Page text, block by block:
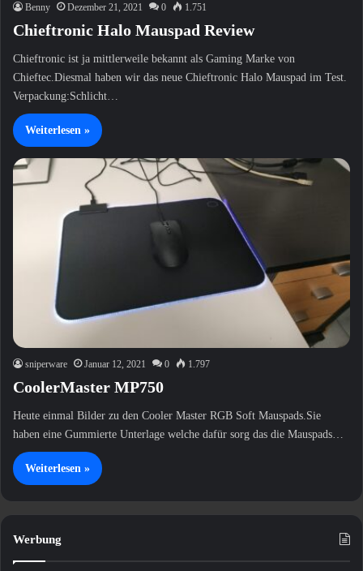
Benny Dezember 21, 2021 0 1.751
Chieftronic Halo Mauspad Review
Chieftronic ist ja mittlerweile bekannt als Gaming Marke von
Chieftec.Diesmal haben wir das neue Chieftronic Halo Mauspad im Test.
Verpackung:Schlicht…
Weiterlesen »
sniperware Januar 12, 2021 0 1.797
CoolerMaster MP750
Heute einmal Bilder zu den Cooler Master RGB Soft Mauspads.Sie
haben eine Gummierte Unterlage welche dafür sorg das die Mauspads…
Weiterlesen »
Werbung